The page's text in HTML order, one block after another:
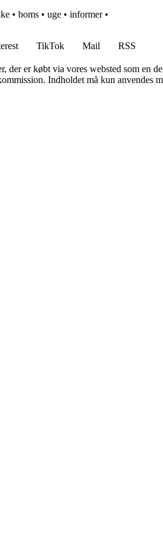
• boms • uge • informer•
TikTok Mail
RSS
er købt via vores websted som en
Indholdet må kun anvendes